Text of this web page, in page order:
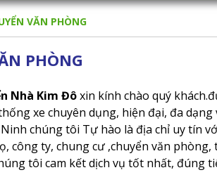
VĂN PHÒNG
PHÒNG
Nhà Kim Đôxin kính chào quý
xe chuyên dụng, hiện đại, đa
chúng tôi Tự hào là địa chỉ uy tín
công ty, chung cư ,chuyển văn
tôi cam kết dịch vụ tốt nhất, đúng